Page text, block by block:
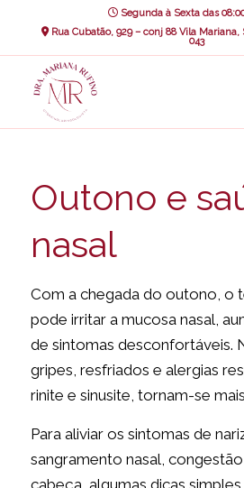
Segunda à Sexta das
Rua Cubatão, 929 – conj 88 Vila Mariana,
043
Outono e
nasal
Com a chegada do outono, o
pode irritar a mucosa nasal,
de sintomas desconfortáveis.
gripes, resfriados e alergias
rinite e sinusite, tornam-se
Para aliviar os sintomas de
sangramento nasal,
cabeça, algumas dicas